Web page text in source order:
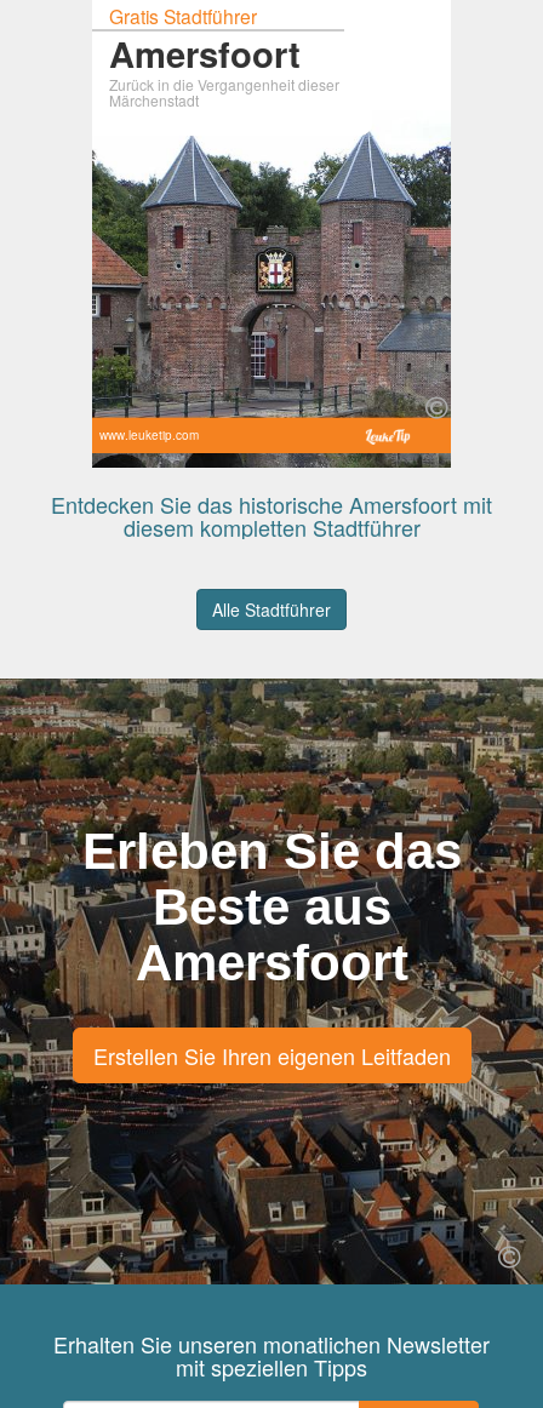
Gratis Stadtführer
Amersfoort
Zurück in die Vergangenheit dieser
Märchenstadt
www.leuketip.com
Entdecken Sie das historische Amersfoort mit
diesem kompletten Stadtführer
Alle Stadtführer
Erleben Sie das
Beste aus
Amersfoort
Erstellen Sie Ihren eigenen Leitfaden
Erhalten Sie unseren monatlichen Newsletter
mit speziellen Tipps